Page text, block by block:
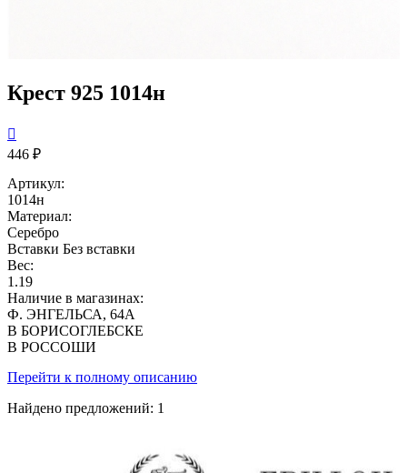
Крест 925 1014н

446 ₽
Артикул:
1014н
Материал:
Серебро
Вставки Без вставки
Вес:
1.19
Наличие в магазинах:
Ф. ЭНГЕЛЬСА, 64А
В БОРИСОГЛЕБСКЕ
В РОССОШИ
Перейти к полному описанию
Найдено предложений: 1